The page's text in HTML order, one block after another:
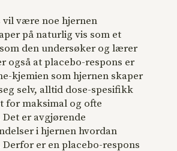
vil være noe hjernen
på naturlig vis som et
den undersøker og lærer
også at placebo-respons er
kjemien som hjernen skaper
selv, alltid dose-spesifikk
for maksimal og ofte
er avgjørende
i hjernen hvordan
er en placebo-respons